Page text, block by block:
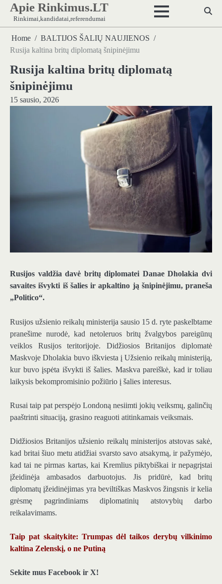
Skip
content
Apie Rinkimus.LT
Rinkimai,kandidatai,referendumai
Home
BALTIJOS ŠALIŲ NAUJIENOS
Rusija kaltina britų diplomatą šnipinėjimu
Rusija kaltina britų diplomatą
šnipinėjimu
15 sausio, 2026
Rusijos valdžia davė britų diplomatei Danae Dholakia dvi
savaites išvykti iš šalies ir apkaltino ją šnipinėjimu, praneša
„Politico“.
Rusijos užsienio reikalų ministerija sausio 15 d. ryte paskelbtame
pranešime nurodė, kad netoleruos britų žvalgybos pareigūnų
veiklos Rusijos teritorijoje. Didžiosios Britanijos diplomatė
Maskvoje Dholakia buvo iškviesta į Užsienio reikalų ministeriją,
kur buvo įspėta išvykti iš šalies. Maskva pareiškė, kad ir toliau
laikysis bekompromisinio požiūrio į šalies interesus.
Rusai taip pat perspėjo Londoną nesiimti jokių veiksmų, galinčių
paaštrinti situaciją, grasino reaguoti atitinkamais veiksmais.
Didžiosios Britanijos užsienio reikalų ministerijos atstovas sakė,
kad britai šiuo metu atidžiai svarsto savo atsakymą, ir pažymėjo,
kad tai ne pirmas kartas, kai Kremlius piktybiškai ir nepagrįstai
įžeidinėja ambasados ​​darbuotojus. Jis pridūrė, kad britų
diplomatų įžeidinėjimas yra beviltiškas Maskvos žingsnis ir kelia
grėsmę pagrindiniams diplomatinių atstovybių darbo
reikalavimams.
Taip pat skaitykite: Trumpas dėl taikos derybų vilkinimo
kaltina Zelenskį, o ne Putiną
Sekite mus Facebook ir X!